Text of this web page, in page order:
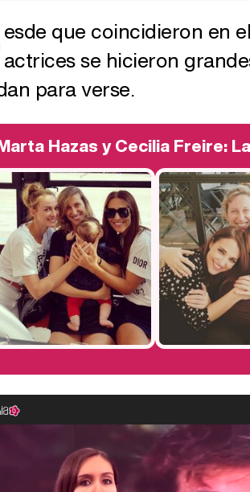
esde que coincidieron en
actrices se hicieron
para verse.
Hazas y Cecilia Freire: